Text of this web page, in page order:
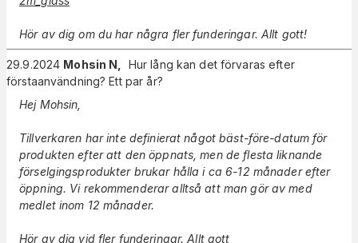
Hör av dig om du har några fler funderingar. Allt gott!
29.9.2024 Mohsin N
Hur lång kan det förvaras efter
förstaanvändning? Ett par år?
Hej Mohsin,
Tillverkaren har inte definierat något bäst-före-datum för
produkten efter att den öppnats, men de flesta liknande
förselgingsprodukter brukar hålla i ca 6-12 månader efter
öppning. Vi rekommenderar alltså att man gör av med
medlet inom 12 månader.
Hör av dig vid fler funderingar. Allt gott